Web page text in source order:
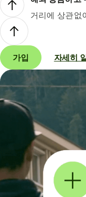
거리에 상관없
가입 자세히